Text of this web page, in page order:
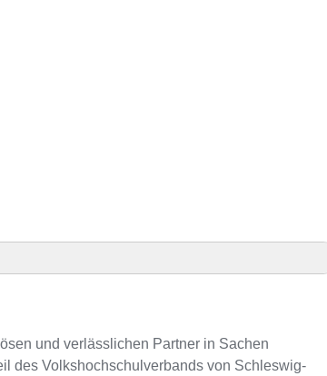
VHS
und verlässlichen Partner in Sachen
des Volkshochschulverbands von Schleswig-